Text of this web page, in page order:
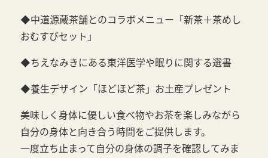
◆中道源蔵茶舗とのコラボメニュー「新茶＋茶めし
おむすびセット」
◆ちえなみきにある東洋医学や眠りに関する選書
◆養生デザイン「ほどほど茶」お土産プレゼント
美味しく身体に優しい食べ物やお茶を楽しみながら
自分の身体と向き合う時間をご提供します。
一度立ち止まって自分の身体の調子を確認してみま